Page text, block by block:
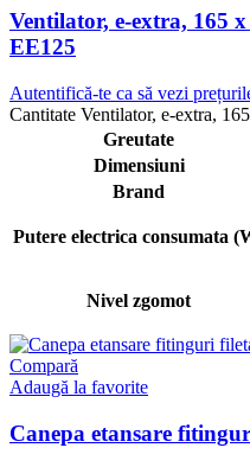
Ventilator, e-extra, 165
EE125
Autentifică-te ca să vezi
Cantitate Ventilator, e-extra,
Greutate
Dimensiuni
Brand
Putere electrica consumata
Nivel zgomot
Compară
Adaugă la favorite
Canepa etansare